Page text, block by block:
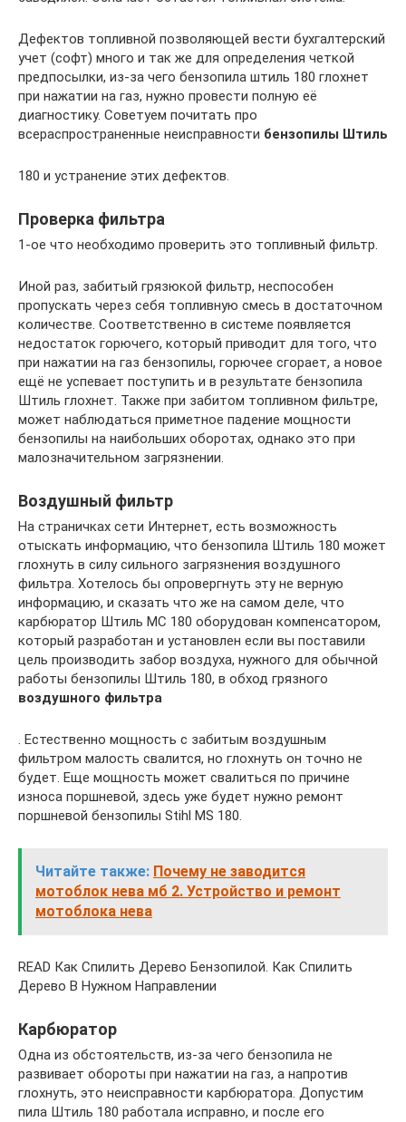
Дефектов топливной позволяющей вести бухгалтерский
учет (софт) много и так же для определения четкой
предпосылки, из-за чего бензопила штиль 180 глохнет
при нажатии на газ, нужно провести полную её
диагностику. Советуем почитать про
всераспространенные неисправности бензопилы Штиль
180 и устранение этих дефектов.
Проверка фильтра
1-ое что необходимо проверить это топливный фильтр.
Иной раз, забитый грязюкой фильтр, неспособен
пропускать через себя топливную смесь в достаточном
количестве. Соответственно в системе появляется
недостаток горючего, который приводит для того, что
при нажатии на газ бензопилы, горючее сгорает, а новое
ещё не успевает поступить и в результате бензопила
Штиль глохнет. Также при забитом топливном фильтре,
может наблюдаться приметное падение мощности
бензопилы на наибольших оборотах, однако это при
малозначительном загрязнении.
Воздушный фильтр
На страничках сети Интернет, есть возможность
отыскать информацию, что бензопила Штиль 180 может
глохнуть в силу сильного загрязнения воздушного
фильтра. Хотелось бы опровергнуть эту не верную
информацию, и сказать что же на самом деле, что
карбюратор Штиль МС 180 оборудован компенсатором,
который разработан и установлен если вы поставили
цель производить забор воздуха, нужного для обычной
работы бензопилы Штиль 180, в обход грязного
воздушного фильтра
. Естественно мощность с забитым воздушным
фильтром малость свалится, но глохнуть он точно не
будет. Еще мощность может свалиться по причине
износа поршневой, здесь уже будет нужно ремонт
поршневой бензопилы Stihl MS 180.
Читайте также: Почему не заводится
мотоблок нева мб 2. Устройство и ремонт
мотоблока нева
READ Как Спилить Дерево Бензопилой. Как Спилить
Дерево В Нужном Направлении
Карбюратор
Одна из обстоятельств, из-за чего бензопила не
развивает обороты при нажатии на газ, а напротив
глохнуть, это неисправности карбюратора. Допустим
пила Штиль 180 работала исправно, и после его